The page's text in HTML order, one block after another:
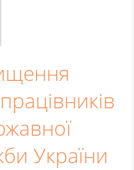
України